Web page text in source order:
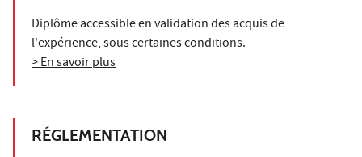
Diplôme accessible en validation des acquis de
l'expérience, sous certaines conditions.
> En savoir plus
RÉGLEMENTATION